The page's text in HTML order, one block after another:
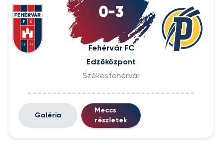
0-3
Fehérvár FC
Edzőközpont
Székesfehérvár
Galéria
Meccs
részletek